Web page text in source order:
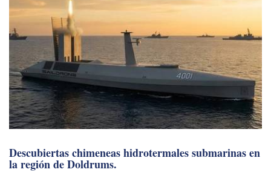
Descubiertas chimeneas hidrotermales submarinas en
la región de Doldrums.